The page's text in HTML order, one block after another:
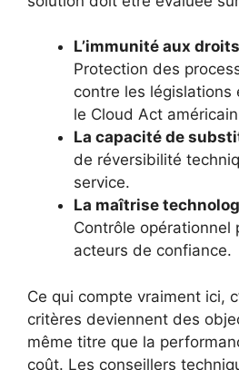
L’immunité aux
Protection des
contre les législations
le Cloud Act
La capacité de
de réversibilité
service.
La maîtrise
Contrôle opérationnel
acteurs de confiance.
Ce qui compte vraiment ici,
critères deviennent des
même titre que la
coût. Les conseillers